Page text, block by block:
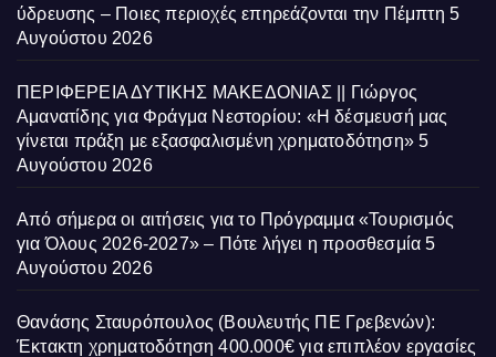
ύδρευσης – Ποιες περιοχές επηρεάζονται την Πέμπτη 5
Αυγούστου 2026
ΠΕΡΙΦΕΡΕΙΑ ΔΥΤΙΚΗΣ ΜΑΚΕΔΟΝΙΑΣ || Γιώργος
Αμανατίδης για Φράγμα Νεστορίου: «Η δέσμευσή μας
γίνεται πράξη με εξασφαλισμένη χρηματοδότηση» 5
Αυγούστου 2026
Από σήμερα οι αιτήσεις για το Πρόγραμμα «Τουρισμός
για Όλους 2026-2027» – Πότε λήγει η προσθεσμία 5
Αυγούστου 2026
Θανάσης Σταυρόπουλος (Βουλευτής ΠΕ Γρεβενών):
Έκτακτη χρηματοδότηση 400.000€ για επιπλέον εργασίες